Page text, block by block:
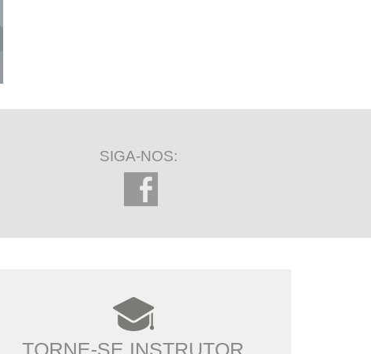
SIGA-NOS:
TORNE-SE INSTRUTOR